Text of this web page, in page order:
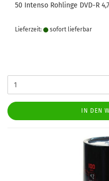
50 Intenso Rohlinge DVD-R
Lieferzeit: sofort lie­fer­bar
IN DEN